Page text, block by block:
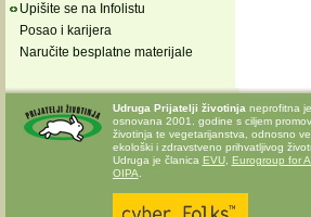
Upišite se na Infolistu
Posao i karijera
Naručite besplatne materijale
Udruga Prijatelji životinja neprofitna
osnovana 2001. godine s ciljem
životinja te vegetarijanstva, odnosno
ekološki i zdravstveno prihvatljivog
Udruga je članica EVU, Eurogroup for
OIPA